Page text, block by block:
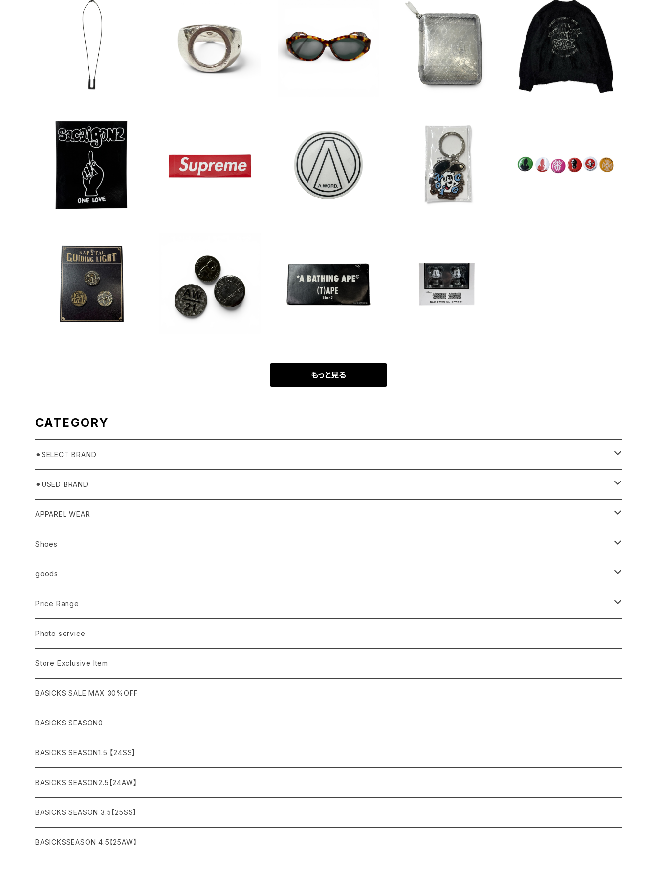
TOMWOOD Square Head
Chain Pendant
¥44,000
TOMWOOD Oval Ring
¥39,600
GUCCI Design Sunglas
ses
¥12,100
Wallet COMMEdesGARC
ONS HOMME Python E
mboss Zip Wallet
¥38,500
sacai 24AWx GONZ Jac
quard Mohair Cardigan
¥43,890
5%OFF
ticker
¥1,045
5%OFF
¥314
A WORD. Circle A Stick
er
¥314
5%OFF
Verdy xNOICE Keyhold
er
¥7,315
5%OFF
ジ（6個セット)
¥41,800
KAPITAL Pins(3種)
¥14,630
5%OFF
sacai Pins 3種セット
¥9,405
5%OFF
A BATHING APE Camo Ta
pe 2種
¥2,090
5%OFF
MEDICOM TOY x DISNE
Y Mickey&Minnie Set Be
arbrick 100%【開封品】
¥9,405
5%OFF
もっと見る
CATEGORY
⚫︎SELECT BRAND
BASICKS
HUMMEL 00
⚫︎USED BRAND
Domestic
Ancellm
AURALEE
ANCHOR
asics
Import
ANN DEMEULEMEESTER
ARMANI / EXCHANGE / JEANS
agnes b
ARC'TERYX
APPAREL WEAR
TOPS
T-SHIRTS (Tシャツ）
LSV (長袖Tシャツ）
VEST(ベスト）
OUTER
BLOUSON (ブルゾン）
JACKET (ジャケット)
BOTTOMS
DENIM (デニム)
CARGO (カーゴ)
SHORTS (ショーツ)
Shoes
Sneaker
Leather shoes
Sandals
Boots
goods
Eye wear
Cap/Hat
Bag / Wallet
Watch
Interior
Figure/etc...
Accessory
Necklace
Bracelet
Price Range
¥1,000〜¥5,000
¥5,000〜¥10,000
¥10,000〜¥30,000
¥30,000〜¥50,000
¥50,000〜¥100,000
¥100,000〜¥150,000
¥150,000〜
Photo service
Store Exclusive Item
BASICKS SALE MAX 30%OFF
BASICKS SEASON0
BASICKS SEASON1.5 【24SS】
BASICKS SEASON2.5【24AW】
BASICKS SEASON 3.5【25SS】
BASICKSSEASON 4.5【25AW】